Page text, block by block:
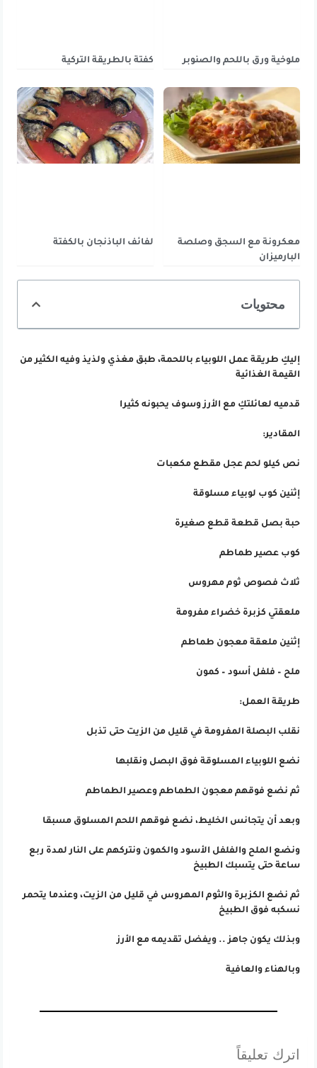
ملوخية ورق باللحم والصنوبر كفتة بالطريقة التركية
معكرونة مع السجق وصلصة
البارميزان
لفائف الباذنجان بالكفتة
محتويات
إليكِ طريقة عمل اللوبياء باللحمة، طبق مغذي ولذيذ وفيه الكثير من
القيمة الغذائية
قدميه لعائلتكِ مع الأرز وسوف يحبونه كثيرا
المقادير:
نص كيلو لحم عجل مقطع مكعبات
إثنين كوب لوبياء مسلوقة
حبة بصل قطعة قطع صغيرة
كوب عصير طماطم
ثلاث فصوص ثوم مهروس
ملعقتي كزبرة خضراء مفرومة
إثنين ملعقة معجون طماطم
ملح – فلفل أسود – كمون
طريقة العمل:
نقلب البصلة المفرومة في قليل من الزيت حتى تذبل
نضع اللوبياء المسلوقة فوق البصل ونقلبها
ثم نضع فوقهم معجون الطماطم وعصير الطماطم
وبعد أن يتجانس الخليط، نضع فوقهم اللحم المسلوق مسبقا
ونضع الملح والفلفل الأسود والكمون ونتركهم على النار لمدة ربع
ساعة حتى يتسبك الطبيخ
ثم نضع الكزبرة والثوم المهروس في قليل من الزيت، وعندما يتحمر
نسكبه فوق الطبيخ
وبذلك يكون جاهز .. ويفضل تقديمه مع الأرز
وبالهناء والعافية
اترك تعليقاً